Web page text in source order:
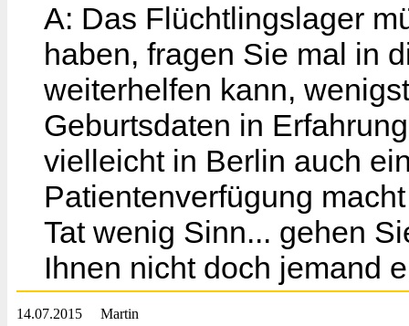
A: Das Flüchtlingslager
haben, fragen Sie mal in
weiterhelfen kann,
Geburtsdaten in
vielleicht in Berlin auch
Patientenverfügung
Tat wenig Sinn... gehen
Ihnen nicht doch jemand
14.07.2015 Martin